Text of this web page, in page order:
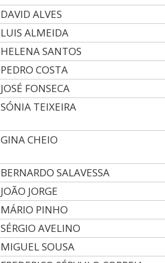
DAVID ALVES
LUIS ALMEIDA
HELENA SANTOS
PEDRO COSTA
JOSÉ FONSECA
SÓNIA TEIXEIRA
GINA CHEIO
BERNARDO SALAVESSA
JOÃO JORGE
MÁRIO PINHO
SÉRGIO AVELINO
MIGUEL SOUSA